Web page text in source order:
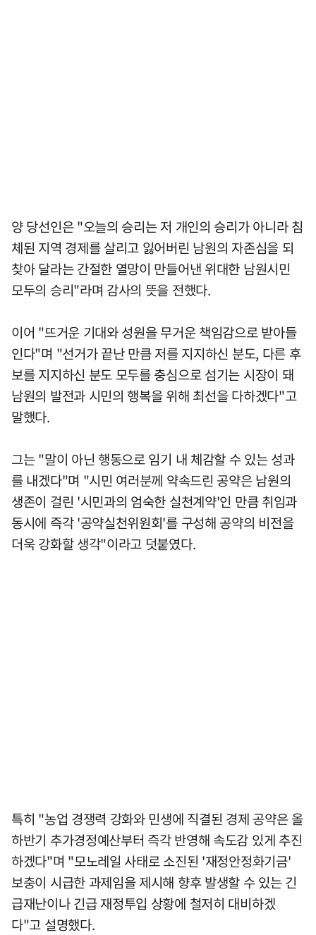
양 당선인은 "오늘의 승리는 저 개인의 승리가 아니라 침
체된 지역 경제를 살리고 잃어버린 남원의 자존심을 되
찾아 달라는 간절한 열망이 만들어낸 위대한 남원시민
모두의 승리"라며 감사의 뜻을 전했다.
이어 "뜨거운 기대와 성원을 무거운 책임감으로 받아들
인다"며 "선거가 끝난 만큼 저를 지지하신 분도, 다른 후
보를 지지하신 분도 모두를 충심으로 섬기는 시장이 돼
남원의 발전과 시민의 행복을 위해 최선을 다하겠다"고
말했다.
그는 "말이 아닌 행동으로 임기 내 체감할 수 있는 성과
를 내겠다"며 "시민 여러분께 약속드린 공약은 남원의
생존이 걸린 '시민과의 엄숙한 실천계약'인 만큼 취임과
동시에 즉각 '공약실천위원회'를 구성해 공약의 비전을
더욱 강화할 생각"이라고 덧붙였다.
특히 "농업 경쟁력 강화와 민생에 직결된 경제 공약은 올
하반기 추가경정예산부터 즉각 반영해 속도감 있게 추진
하겠다"며 "모노레일 사태로 소진된 '재정안정화기금'
보충이 시급한 과제임을 제시해 향후 발생할 수 있는 긴
급재난이나 긴급 재정투입 상황에 철저히 대비하겠
다"고 설명했다.